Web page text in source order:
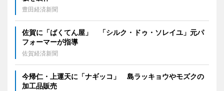
豊田経済新聞
佐賀に「ばくてん屋」 「シルク・ドゥ・ソレイユ」元パ
フォーマーが指導
佐賀経済新聞
今帰仁・上運天に「ナギッコ」 島ラッキョウやモズクの
加工品販売